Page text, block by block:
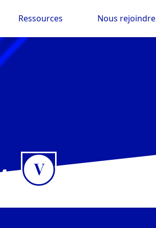
Ressources Nous rejoindre